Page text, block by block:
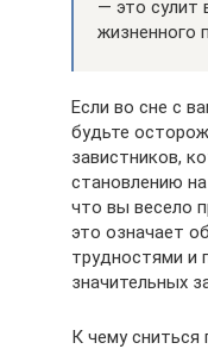
— это сулит
жизненного
Если во сне с
будьте
завистников,
становлению
что вы весело
это означает
трудностями и
значительных
К чему